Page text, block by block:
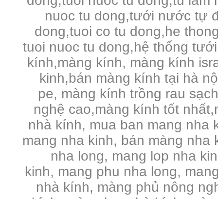
nuoc tu dong,tưới nước tự
dong,tuoi co tu dong,he
tuoi nuoc tu dong,hệ thống
kính,màng kính, màng kính
kinh,bán màng kính tại hà
pe, màng kính trồng rau
nghệ cao,màng kính tốt
nhà kính, mua ban mang nha
mang nha kinh, bán màng nha
nha long, mang lop nha
kinh, mang phu nha long,
nhà kính, màng phủ nông